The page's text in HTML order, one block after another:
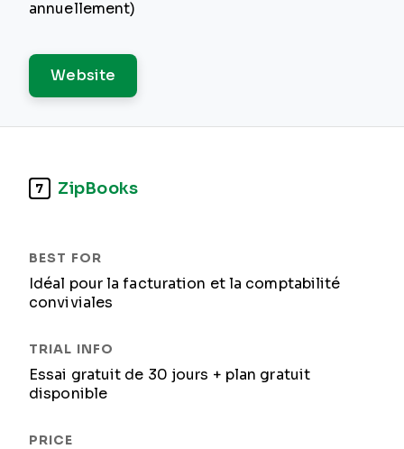
annuellement)
Website
7 ZipBooks
Idéal pour la facturation et la comptabilité
conviviales
Essai gratuit de 30 jours + plan gratuit
disponible